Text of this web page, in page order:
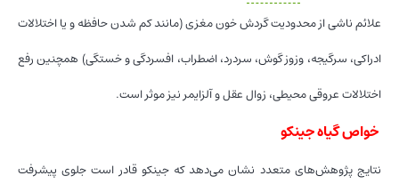
علائم ناشی از محدودیت گردش خون مغزی (مانند کم شدن حافظه و یا اختلالات
ادراکی، سرگیجه، وزوز گوش، سردرد، اضطراب، افسردگی و خستگی) همچنین رفع
اختلالات عروقی محیطی، زوال عقل و آلزایمر نیز موثر است.
خواص گیاه جینکو
نتایج پژوهش‌های متعدد نشان می‌دهد که جینکو قادر است جلوی پیشرفت